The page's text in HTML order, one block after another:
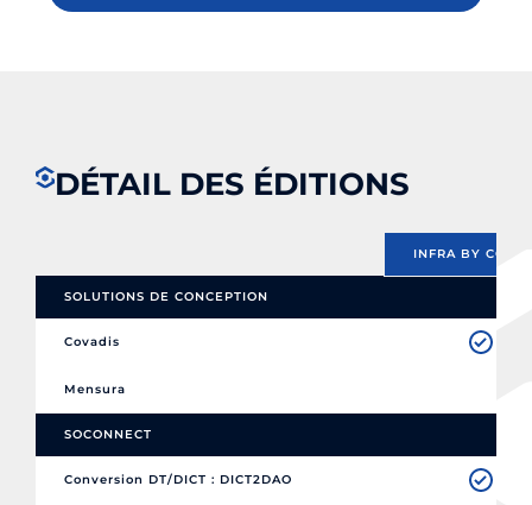
DÉTAIL DES ÉDITIONS
INFRA BY
SOLUTIONS DE CONCEPTION
Covadis
Mensura
SOCONNECT
Conversion DT/DICT : DICT2DAO